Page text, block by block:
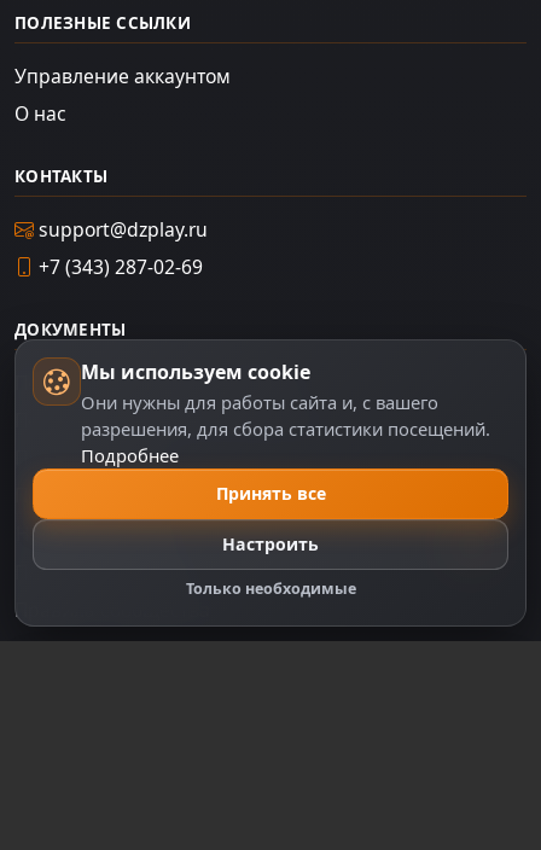
ПОЛЕЗНЫЕ ССЫЛКИ
Управление аккаунтом
О нас
КОНТАКТЫ
support@dzplay.ru
+7 (343) 287-02-69
ДОКУМЕНТЫ
Пользовательское соглашение
Политика персональных данных
Правила оплаты
Настройки cookie
Правообладателям
Правила сообщества
Мы используем cookie
Они нужны для работы сайта и, с вашего
разрешения, для сбора статистики посещений.
Подробнее
Принять все
Настроить
Только необходимые